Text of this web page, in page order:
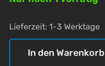
Lieferzeit: 1-3 Werktage
nevox
In den Warenkorb